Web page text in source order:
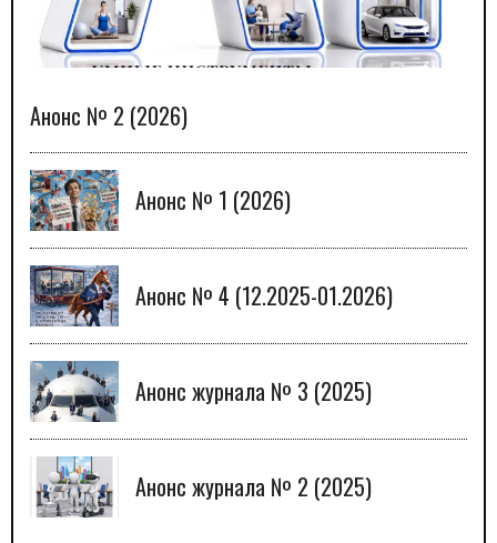
Анонс № 2 (2026)
Анонс № 1 (2026)
Анонс № 4 (12.2025-01.2026)
Анонс журнала № 3 (2025)
Анонс журнала № 2 (2025)